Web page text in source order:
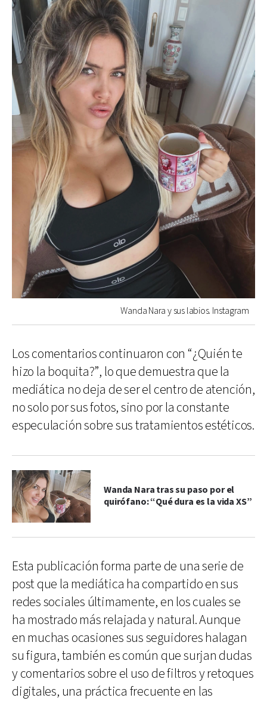
Wanda Nara y sus labios. Instagram
Los comentarios continuaron con “¿Quién te
hizo la boquita?”, lo que demuestra que la
mediática no deja de ser el centro de atención,
no solo por sus fotos, sino por la constante
especulación sobre sus tratamientos estéticos.
Wanda Nara tras su paso por el
quirófano: “Qué dura es la vida XS”
Esta publicación forma parte de una serie de
post que la mediática ha compartido en sus
redes sociales últimamente, en los cuales se
ha mostrado más relajada y natural. Aunque
en muchas ocasiones sus seguidores halagan
su figura, también es común que surjan dudas
y comentarios sobre el uso de filtros y retoques
digitales, una práctica frecuente en las